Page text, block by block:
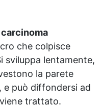
carcinoma
che colpisce
sviluppa lentamente,
la parete
e può diffondersi ad
trattato.